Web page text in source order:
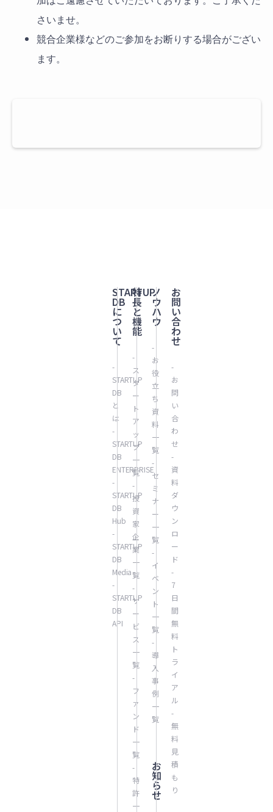
さいませ。
競合企業様などのご参加をお断りする場合がござい
ます。
STARTUP
DB
に
つ
い
て
-
STARTUP
DB
と
は
-
STARTUP
DB
ENTERPRISE
-
STARTUP
DB
Hub
-
STARTUP
DB
Media
-
STARTUP
DB
API
特
長
と
機
能
-
ス
タ
ー
ト
ア
ッ
プ
一
覧
-
投
資
家
企
業
一
覧
-
サ
ー
ビ
ス
一
覧
-
フ
ァ
ン
ド
一
覧
-
特
許
一
ノ
ウ
ハ
ウ
-
お
役
立
ち
資
料
一
覧
-
セ
ミ
ナ
ー
一
覧
-
イ
ベ
ン
ト
一
覧
-
導
入
事
例
一
覧
お
知
ら
せ
お
問
い
合
わ
せ
-
お
問
い
合
わ
せ
-
資
料
ダ
ウ
ン
ロ
ー
ド
-
7
日
間
無
料
ト
ラ
イ
ア
ル
-
無
料
見
積
も
り